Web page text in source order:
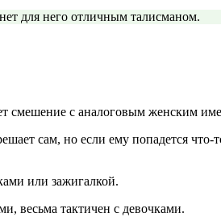
для него отличным талисманом.
смешение с аналоговым женским
сам, но если ему попадется что-
или зажигалкой.
весьма тактичен с девочками.